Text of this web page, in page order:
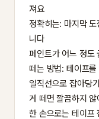
져요
정확히는: 마지막
니다
페인트가 어느 정도
떼는 방법: 테이프
일직선으로 잡아당
게 떼면 깔끔하지 않
한 손으로는 테이프